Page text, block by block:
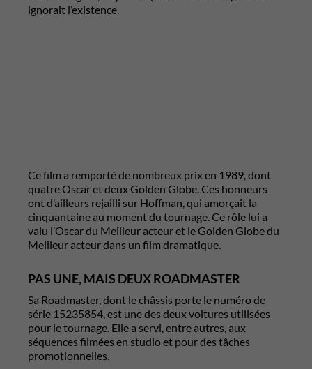
ignorait l’existence.
Ce film a remporté de nombreux prix en 1989, dont
quatre Oscar et deux Golden Globe. Ces honneurs
ont d’ailleurs rejailli sur Hoffman, qui amorçait la
cinquantaine au moment du tournage. Ce rôle lui a
valu l’Oscar du Meilleur acteur et le Golden Globe du
Meilleur acteur dans un film dramatique.
PAS UNE, MAIS DEUX ROADMASTER
Sa Roadmaster, dont le châssis porte le numéro de
série 15235854, est une des deux voitures utilisées
pour le tournage. Elle a servi, entre autres, aux
séquences filmées en studio et pour des tâches
promotionnelles.